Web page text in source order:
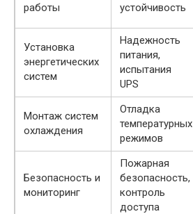
работы
устойчивость
Установка
энергетических
систем
Надежность
питания,
испытания
UPS
Монтаж систем
охлаждения
Отладка
температурных
режимов
Безопасность и
мониторинг
Пожарная
безопасность,
контроль
доступа